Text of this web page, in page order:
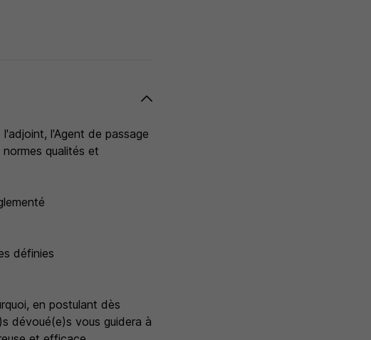
l'Agent de passage
qualités et
définies
en postulant dès
dévoué(e)s vous guidera à